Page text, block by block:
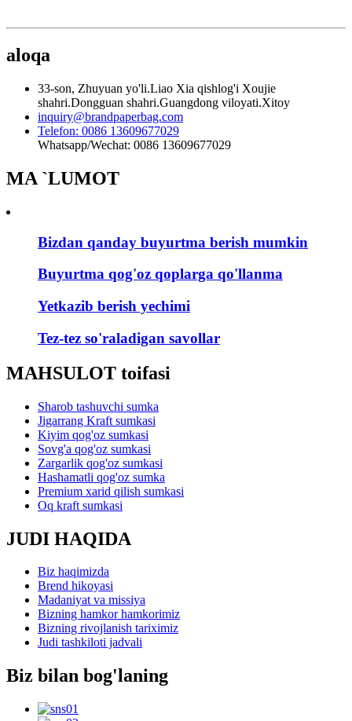
aloqa
33-son, Zhuyuan yo'li.Liao Xia qishlog'i Xoujie
shahri.Dongguan shahri.Guangdong viloyati.Xitoy
inquiry@brandpaperbag.com
Telefon: 0086 13609677029
Whatsapp/Wechat: 0086 13609677029
MA `LUMOT
Bizdan qanday buyurtma berish mumkin
Buyurtma qog'oz qoplarga qo'llanma
Yetkazib berish yechimi
Tez-tez so'raladigan savollar
MAHSULOT toifasi
Sharob tashuvchi sumka
Jigarrang Kraft sumkasi
Kiyim qog'oz sumkasi
Sovg'a qog'oz sumkasi
Zargarlik qog'oz sumkasi
Hashamatli qog'oz sumka
Premium xarid qilish sumkasi
Oq kraft sumkasi
JUDI HAQIDA
Biz haqimizda
Brend hikoyasi
Madaniyat va missiya
Bizning hamkor hamkorimiz
Bizning rivojlanish tariximiz
Judi tashkiloti jadvali
Biz bilan bog'laning